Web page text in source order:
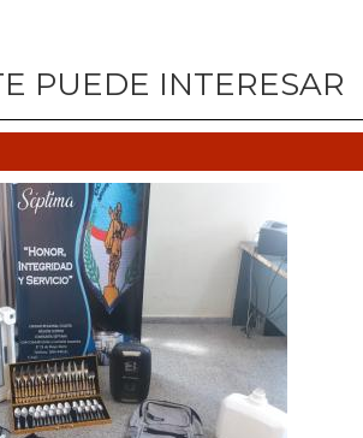
PUEDE INTERESAR